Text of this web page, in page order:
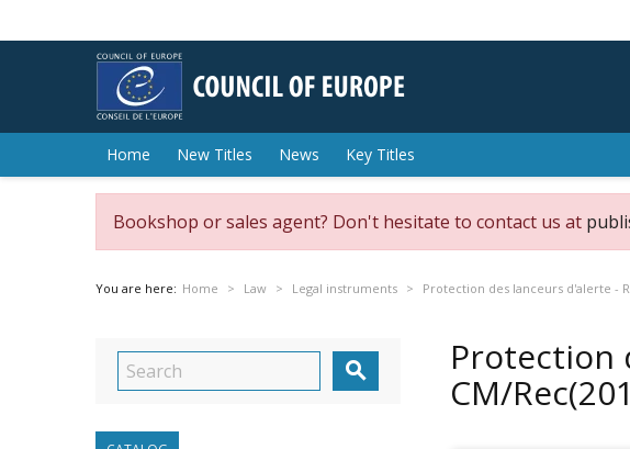
Home New Titles News Key Titles
Bookshop or sales agent? Don't hesitate to contact us at
You are here: Home Law Legal instruments Protection des lanceurs d'alerte -

Protection
CM/